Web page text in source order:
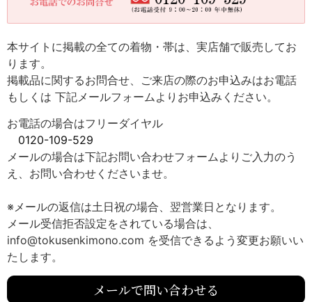
本サイトに掲載の全ての着物・帯は、実店舗で販売してお
ります。
掲載品に関するお問合せ、ご来店の際のお申込みはお電話
もしくは 下記メールフォームよりお申込みください。
お電話の場合はフリーダイヤル
0120-109-529
メールの場合は下記お問い合わせフォームよりご入力のう
え、お問い合わせくださいませ。
※メールの返信は土日祝の場合、翌営業日となります。
メール受信拒否設定をされている場合は、
info@tokusenkimono.com を受信できるよう変更お願いい
たします。
メールで問い合わせる